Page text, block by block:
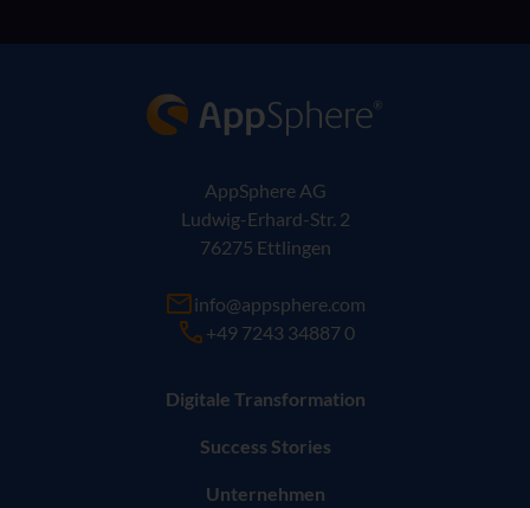
AppSphere IT-Lösungsanbieter
AppSphere AG
Ludwig-Erhard-Str. 2
76275 Ettlingen
info@appsphere.com
+49 7243 34887 0
Digitale Transformation
Success Stories
Unternehmen